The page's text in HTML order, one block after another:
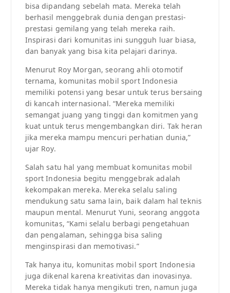
bisa dipandang sebelah mata. Mereka telah
berhasil menggebrak dunia dengan prestasi-
prestasi gemilang yang telah mereka raih.
Inspirasi dari komunitas ini sungguh luar biasa,
dan banyak yang bisa kita pelajari darinya.
Menurut Roy Morgan, seorang ahli otomotif
ternama, komunitas mobil sport Indonesia
memiliki potensi yang besar untuk terus bersaing
di kancah internasional. “Mereka memiliki
semangat juang yang tinggi dan komitmen yang
kuat untuk terus mengembangkan diri. Tak heran
jika mereka mampu mencuri perhatian dunia,”
ujar Roy.
Salah satu hal yang membuat komunitas mobil
sport Indonesia begitu menggebrak adalah
kekompakan mereka. Mereka selalu saling
mendukung satu sama lain, baik dalam hal teknis
maupun mental. Menurut Yuni, seorang anggota
komunitas, “Kami selalu berbagi pengetahuan
dan pengalaman, sehingga bisa saling
menginspirasi dan memotivasi.”
Tak hanya itu, komunitas mobil sport Indonesia
juga dikenal karena kreativitas dan inovasinya.
Mereka tidak hanya mengikuti tren, namun juga